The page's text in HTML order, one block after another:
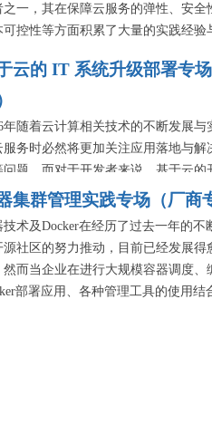
之一，其在保障云服务的弹性、安全
可控性等方面积累了大量的实践经验
迎来10周年纪念之际，本专场将
技术顾问、解决方案架构师及 AWS
上构建个性化服务的实践过程，
创新成果，演讲内容将覆盖深度学习
据平台架构、容器管理、物联网应用
云的 IT 系统升级部署专
年随着云计算相关技术的不断发展与
服务时必然将更加关注应用落地与解
问题。而对于开发者来说，基于云的
统开发方式解决不了的问题，但在云
平台迁移的过程当中仍需要留意一些
。
集群管理实践专场（厂商
技术及Docker在经历了过去一年的不
源社区的努力推动，目前已经发展得
然而当企业在进行大规模容器调度、
部署应用、各种管理工具的使用结